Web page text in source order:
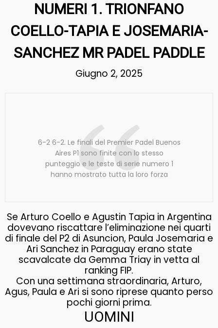
NUMERI 1. TRIONFANO
COELLO-TAPIA E JOSEMARIA-
SANCHEZ MR PADEL PADDLE
Giugno 2, 2025
6-2 6-2. Le finali del Premier Padel Buenos
Aires P1 sono finite con lo stesso
punteggio e le teste di serie numero 1
hanno mostrato tutta la loro forza
Se Arturo Coello e Agustin Tapia in Argentina
dovevano riscattare l’eliminazione nei quarti
di finale del P2 di Asuncion, Paula Josemaria e
Ari Sanchez in Paraguay erano state
scavalcate da Gemma Triay in vetta al
ranking FIP.
Con una settimana straordinaria, Arturo,
Agus, Paula e Ari si sono riprese quanto perso
pochi giorni prima.
UOMINI